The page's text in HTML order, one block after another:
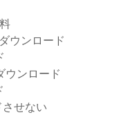
ウンロード
ウンロード
せない